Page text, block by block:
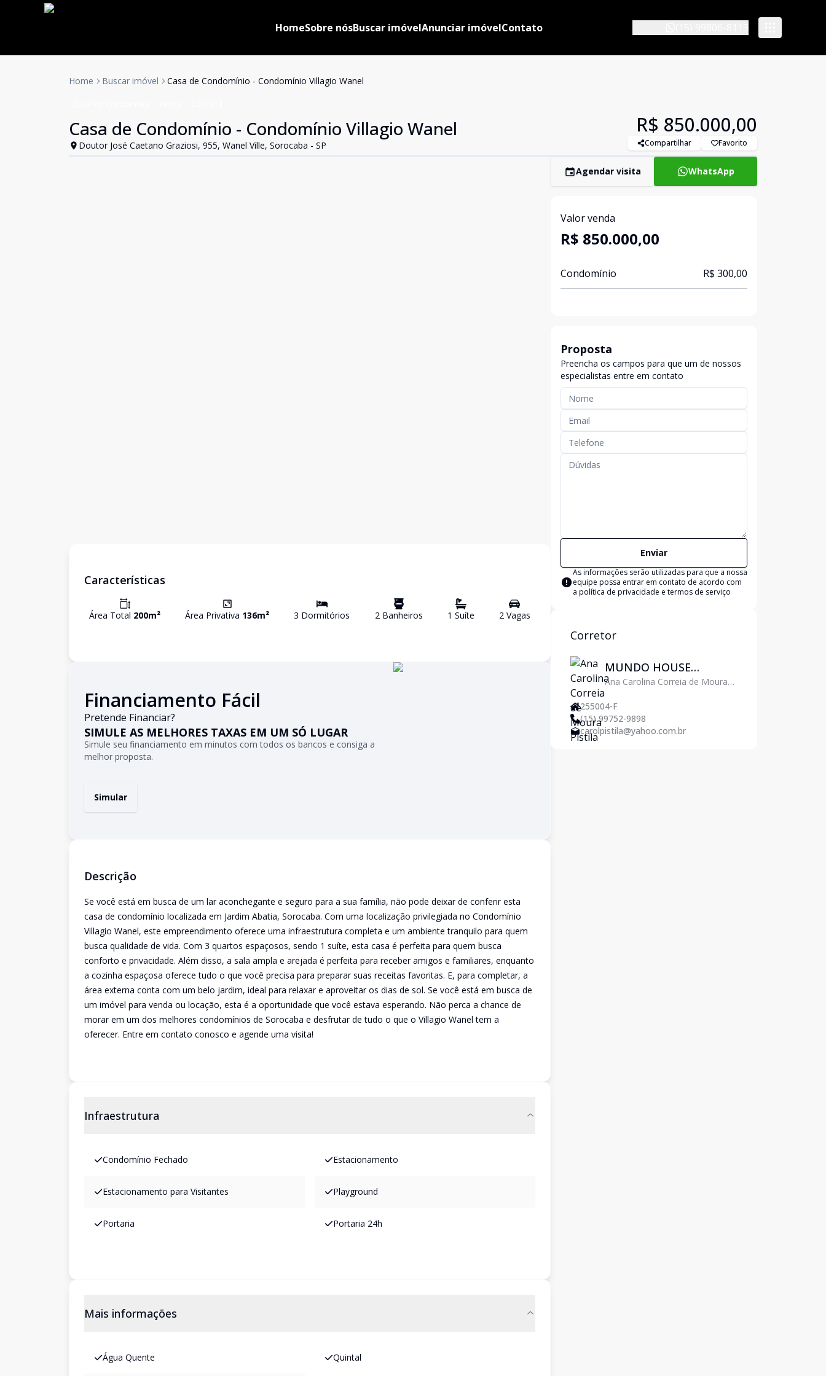
HomeSobre nósBuscar imóvelAnunciar imóvelContato
Home Buscar imóvel Casa de Condomínio - Condomínio Villagio Wanel
Casa de Condomínio - Condomínio Villagio Wanel
Doutor José Caetano Graziosi, 955, Wanel Ville, Sorocaba - SP
R$ 850.000,00
Compartilhar Favorito
Características
Área Total 200m² Área Privativa 136m² 3 Dormitórios 2Banheiros 1 Suíte 2Vagas
Financiamento Fácil
Pretende Financiar?
SIMULE AS MELHORES TAXAS EM UM SÓ LUGAR
Simule seu financiamento em minutos com todos os bancos e consiga a
melhor proposta.
Simular
Descrição
Se você está em busca de um lar aconchegante e seguro para a sua família, não pode deixar de conferir esta
casa de condomínio localizada em Jardim Abatia, Sorocaba. Com uma localização privilegiada no Condomínio
Villagio Wanel, este empreendimento oferece uma infraestrutura completa e um ambiente tranquilo para quem
busca qualidade de vida. Com 3 quartos espaçosos, sendo 1 suíte, esta casa é perfeita para quem busca
conforto e privacidade. Além disso, a sala ampla e arejada é perfeita para receber amigos e familiares, enquanto
a cozinha espaçosa oferece tudo o que você precisa para preparar suas receitas favoritas. E, para completar, a
área externa conta com um belo jardim, ideal para relaxar e aproveitar os dias de sol. Se você está em busca de
um imóvel para venda ou locação, esta é a oportunidade que você estava esperando. Não perca a chance de
morar em um dos melhores condomínios de Sorocaba e desfrutar de tudo o que o Villagio Wanel tem a
oferecer. Entre em contato conosco e agende uma visita!
Infraestrutura
Condomínio Fechado Estacionamento
Estacionamento para Visitantes Playground
Portaria Portaria 24h
Mais informações
Água Quente Quintal
Agendar visita WhatsApp
Valor venda
R$ 850.000,00
Condomínio R$ 300,00
Proposta
Preencha os campos para que um de nossos
especialistas entre em contato
Enviar
As informações serão utilizadas para que a nossa
equipe possa entrar em contato de acordo com
a política de privacidade e termos de serviço
Corretor
MUNDO HOUSE
AGENTES IMOBILIÁRIOS
Ana Carolina Correia de Moura
255004-F
(15) 99752-9898
carolpistila@yahoo.com.br